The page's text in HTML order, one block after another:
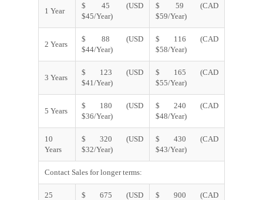
1 Year
$ 45 (USD
$45/Year)
$ 59 (CAD
$59/Year)
2 Years
$ 88 (USD
$44/Year)
$ 116 (CAD
$58/Year)
3 Years
$ 123 (USD
$41/Year)
$ 165 (CAD
$55/Year)
5 Years
$ 180 (USD
$36/Year)
$ 240 (CAD
$48/Year)
10
Years
$ 320 (USD
$32/Year)
$ 430 (CAD
$43/Year)
Contact Sales for longer terms:
25
$ 675 (USD
$ 900 (CAD